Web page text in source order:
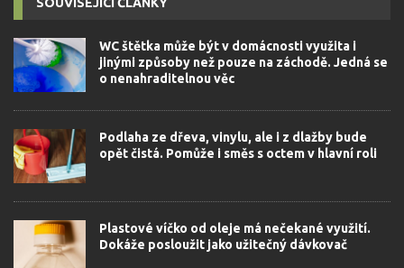
WC štětka může být v domácnosti využita i
jinými způsoby než pouze na záchodě. Jedná se
o nenahraditelnou věc
Podlaha ze dřeva, vinylu, ale i z dlažby bude
opět čistá. Pomůže i směs s octem v hlavní roli
Plastové víčko od oleje má nečekané využití.
Dokáže posloužit jako užitečný dávkovač